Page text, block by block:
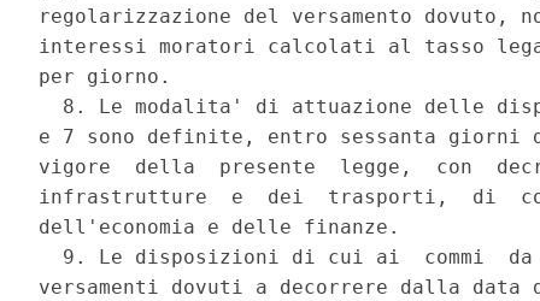
regolarizzazione del versamento dovuto,
interessi moratori calcolati al tasso
per giorno.
8. Le modalita' di attuazione delle
e 7 sono definite, entro sessanta
vigore  della  presente  legge,  con
infrastrutture  e  dei  trasporti,  di
dell'economia e delle finanze.
9. Le disposizioni di cui ai  commi
versamenti dovuti a decorrere dalla